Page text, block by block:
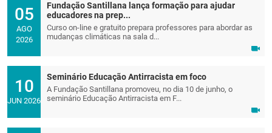
05
AGO
2026
Fundação Santillana lança formação para ajudar
educadores na prep...
Curso on-line e gratuito prepara professores para abordar as
mudanças climáticas na sala d...
10
JUN 2026
Seminário Educação Antirracista em foco
A Fundação Santillana promoveu, no dia 10 de junho, o
seminário Educação Antirracista em F...